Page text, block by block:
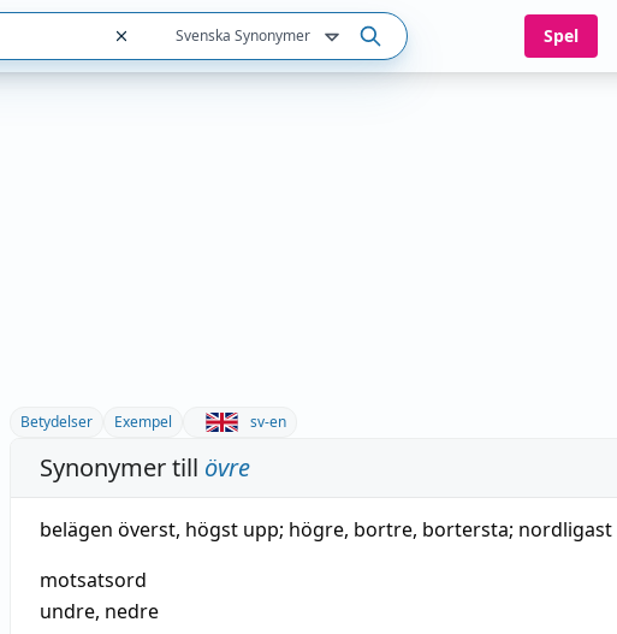
Svenska Synonymer Spel
Betydelser Exempel sv-en
Synonymer till övre
belägen överst, högst upp; högre, bortre, bortersta; nordligast
motsatsord
undre, nedre